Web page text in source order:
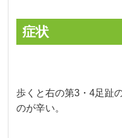
症状
歩くと右の第3・4足趾
のが辛い。